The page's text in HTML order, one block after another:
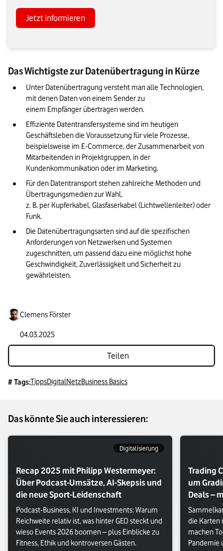
Jetzt informieren
Das Wichtigste zur Datenübertragung in Kürze
Unter Datenübertragung versteht man alle Technologien,
mit denen Daten von einem Sender zu
einem Empfänger übertragen werden.
Effiziente Datentransfersysteme sind im heutigen
Geschäftsleben die Voraussetzung für viele Prozesse,
beispielsweise im E-Commerce, der Zusammenarbeit von
Mitarbeitenden in Projektgruppen, in der
Kundenkommunikation oder im Marketing.
Für den Datentransport stehen zahlreiche Methoden und
Übertragungsmedien zur Wahl,
z. B. per Kupferkabel, Glasfaserkabel (Lichtwellenleiter) oder
Funk.
Die Datenübertragungsarten sind auf die spezifischen
Anforderungen von Netzwerken und Systemen
zugeschnitten, um passend dazu eine möglichst hohe
Geschwindigkeit, Zuverlässigkeit und Sicherheit zu
gewährleisten.
Clemens Förster
04.03.2025
Teilen
# Tags:TippsDigitalNetzBusiness Basics
Das könnte Sie auch interessieren:
Digitalisierung
Recap 2025 mit Philipp Westermeyer:
Über Podcast-Umsätze, AI-Skepsis und
die neue Sport-Leidenschaft
Podcast-Business, KI und Investments: Warum
Reichweite relativ ist, was hinter GEO steckt und
wieso Events 2026 boomen – plus Einblicke zu
Fitness, Ethik und kontroversen Gästen.
Trading
um
Deals –
die Karten
machen
Pandemie